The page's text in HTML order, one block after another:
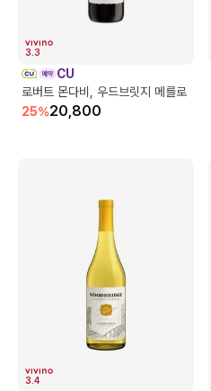
3.3
CU
로버트 몬다비, 우드브릿지 메를로
25%20,800
3.4